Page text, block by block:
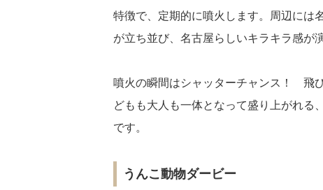
特徴で、定期的に噴火します。周辺には
が立ち並び、名古屋らしいキラキラ感が
噴火の瞬間はシャッターチャンス！ 飛
どもも大人も一体となって盛り上がれる
です。
うんこ動物ダービー